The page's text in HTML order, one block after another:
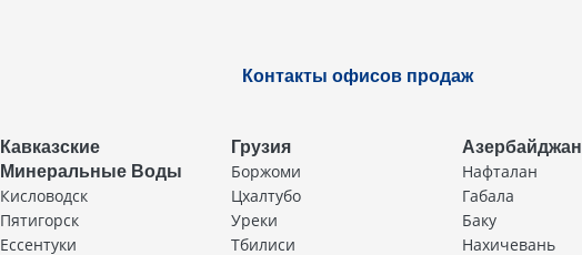
Контакты офисов продаж
Кавказские
Минеральные Воды
Кисловодск
Пятигорск
Ессентуки
Грузия
Боржоми
Цхалтубо
Уреки
Тбилиси
Азербайджан
Нафталан
Габала
Баку
Нахичевань